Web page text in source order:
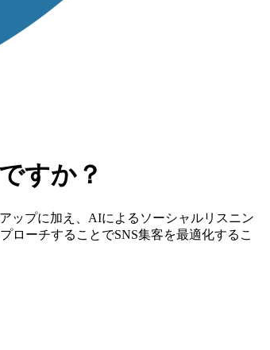
すか？
ップに加え、AIによるソーシャルリスニン
ローチすることでSNS集客を最適化するこ